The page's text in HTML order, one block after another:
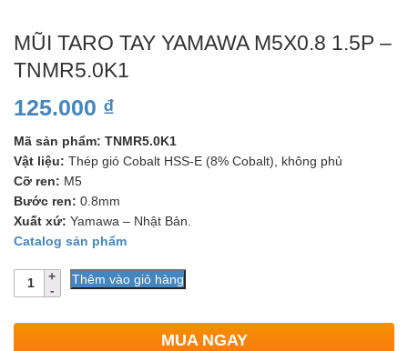
MŨI TARO TAY YAMAWA M5X0.8 1.5P –
TNMR5.0K1
125.000 ₫
Mã sản phẩm: TNMR5.0K1
Vật liệu: Thép gió Cobalt HSS-E (8% Cobalt), không phủ
Cỡ ren: M5
Bước ren: 0.8mm
Xuất xứ: Yamawa – Nhật Bản.
Catalog sản phẩm
Số
lượng
Thêm vào giỏ hàng
MUA NGAY